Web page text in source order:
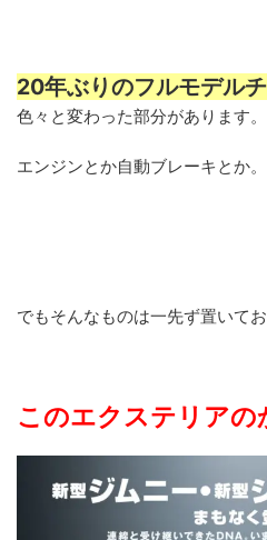
20年ぶりのフルモデル
色々と変わった部分があります。
エンジンとか自動ブレーキとか。
でもそんなものは一先ず置いて
このエクステリアの